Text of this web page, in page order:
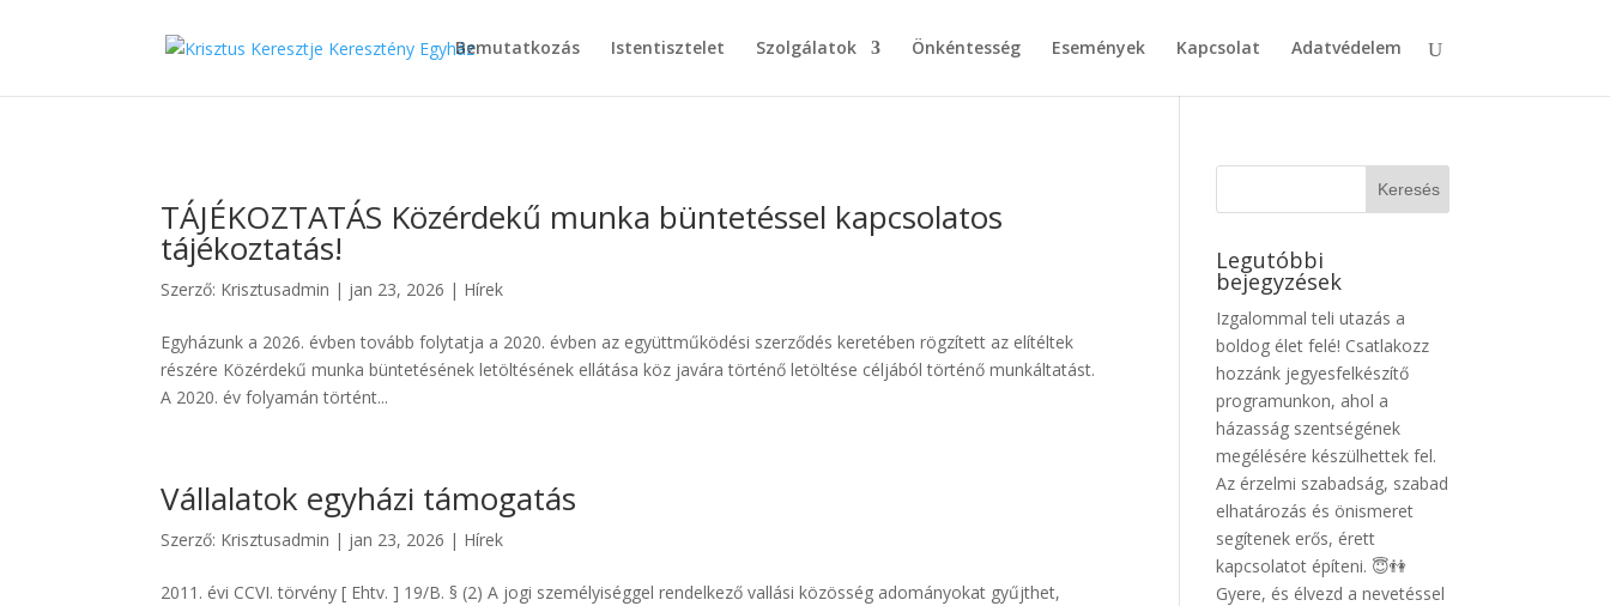
Bemutatkozás Istentisztelet Szolgálatok Önkéntesség Események Kapcsolat Adatvédelem
TÁJÉKOZTATÁS Közérdekű munka büntetéssel kapcsolatos
tájékoztatás!
Szerző: Krisztusadmin | jan 23, 2026 | Hírek
Egyházunk a 2026. évben tovább folytatja a 2020. évben az együttműködési szerződés keretében rögzített az elítéltek
részére Közérdekű munka büntetésének letöltésének ellátása köz javára történő letöltése céljából történő munkáltatást.
A 2020. év folyamán történt...
Vállalatok egyházi támogatás
Szerző: Krisztusadmin | jan 23, 2026 | Hírek
2011. évi CCVI. törvény [ Ehtv. ] 19/B. § (2) A jogi személyiséggel rendelkező vallási közösség adományokat gyűjthet,
Legutóbbi
bejegyzések
Izgalommal teli utazás a
boldog élet felé! Csatlakozz
hozzánk jegyesfelkészítő
programunkon, ahol a
házasság szentségének
megélésére készülhettek fel.
Az érzelmi szabadság, szabad
elhatározás és önismeret
segítenek erős, érett
kapcsolatot építeni. 😇👫
Gyere, és élvezd a nevetéssel